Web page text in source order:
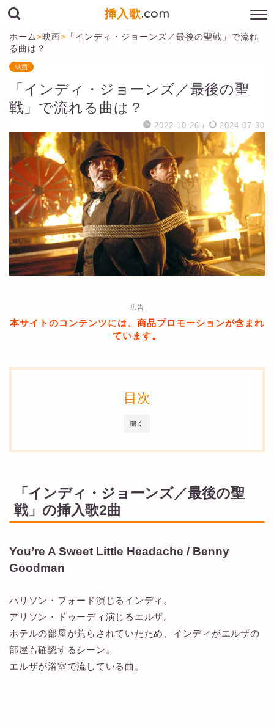
挿入歌.com
ホーム>映画> 「インディ・ジョーンズ／最後の聖戦」で流れ
る曲は？
映画
「インディ・ジョーンズ／最後の聖
戦」で流れる曲は？
2022-10-26 / 2024-07-30
広告
本サイトのコンテンツには、商品プロモーションが含まれ
ています。
開く
目次
「インディ・ジョーンズ／最後の聖
戦」の挿入歌2曲
You’re A Sweet Little Headache / Benny
Goodman
ハリソン・フォード演じるインディ。
アリソン・ドゥーディ演じるエルザ。
ホテルの部屋が荒らされていたため、インディがエルザの
部屋も確認するシーン。
エルザが浴室で流している曲。